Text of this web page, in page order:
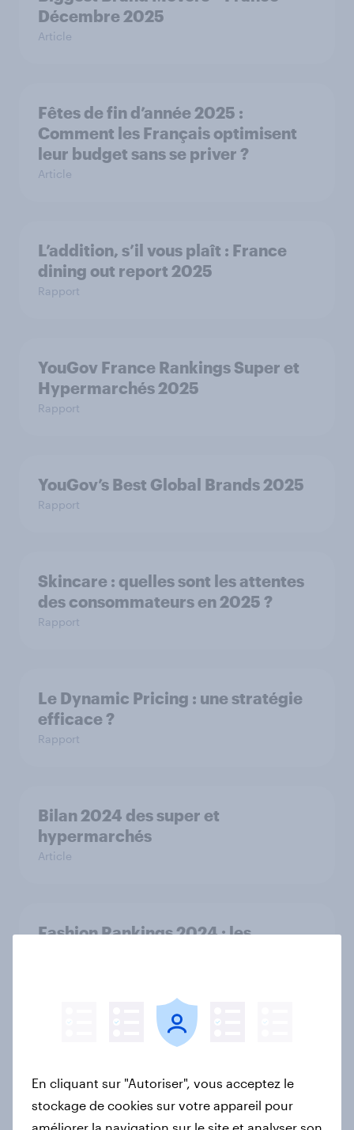
Décembre 2025
Article
Fêtes de fin d’année 2025 :
Comment les Français optimisent
leur budget sans se priver ?
Article
L’addition, s’il vous plaît : France
dining out report 2025​
Rapport
YouGov France Rankings Super et
Hypermarchés 2025
Rapport
YouGov’s Best Global Brands 2025
Rapport
Skincare : quelles sont les attentes
des consommateurs en 2025 ?
Rapport
Le Dynamic Pricing : une stratégie
efficace ?
Rapport
Bilan 2024 des super et
hypermarchés
Article
Fashion Rankings 2024 : les
Noël 2024 : les chiffres clés à
Rapport
En cliquant sur "Autoriser", vous acceptez le
stockage de cookies sur votre appareil pour